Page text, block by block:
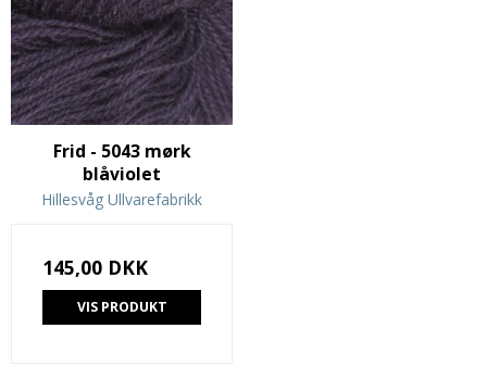
Frid - 5043 mørk
blåviolet
Hillesvåg Ullvarefabrikk
145,00 DKK
VIS PRODUKT